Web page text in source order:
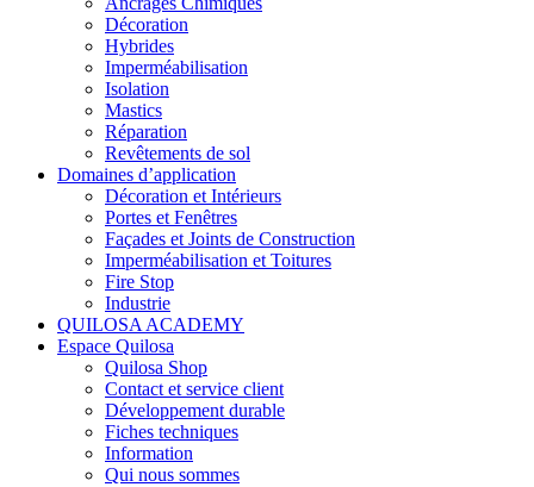
Décoration
Hybrides
Imperméabilisation
Isolation
Mastics
Réparation
Revêtements de sol
Domaines d’application
Décoration et Intérieurs
Portes et Fenêtres
Façades et Joints de Construction
Imperméabilisation et Toitures
Fire Stop
Industrie
QUILOSA ACADEMY
Espace Quilosa
Quilosa Shop
Contact et service client
Développement durable
Fiches techniques
Information
Qui nous sommes